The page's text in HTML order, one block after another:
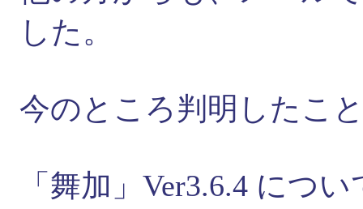
した。
今のところ判明したこ
「舞加」Ver3.6.4 につい